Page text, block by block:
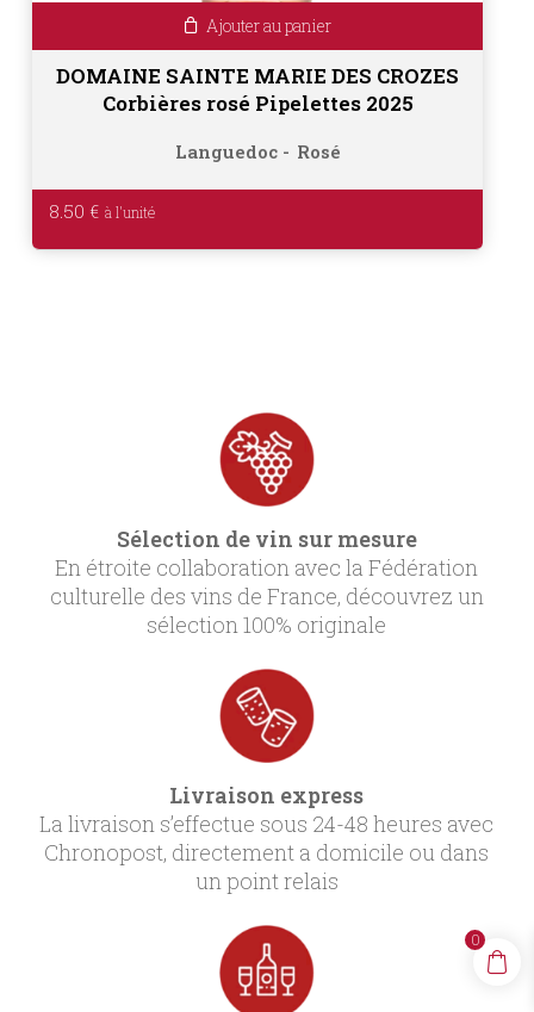
Ajouter au panier
DOMAINE SAINTE MARIE DES CROZES
Corbières rosé Pipelettes 2025
Languedoc Rosé
8.50 €
Sélection de vin sur mesure
En étroite collaboration avec la Fédération
culturelle des vins de France, découvrez un
sélection 100% originale
Livraison express
La livraison s’effectue sous 24-48 heures avec
Chronopost, directement a domicile ou dans
un point relais
0